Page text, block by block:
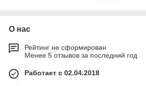
Веник использовался в
также им изгоняли злых
О нас
Рейтинг не сформирован
Менее 5 отзывов за последний год
Работает с 02.04.2018